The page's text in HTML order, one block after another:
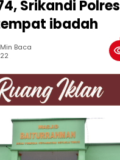
Srikandi
ibadah
Baca